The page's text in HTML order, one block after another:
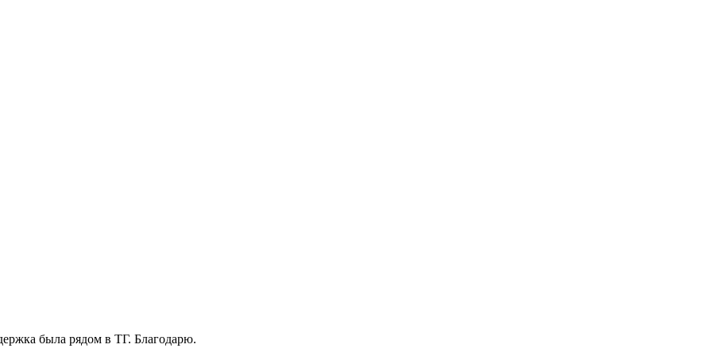
была рядом в ТГ. Благодарю.